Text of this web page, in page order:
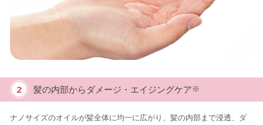
2 髪の内部からダメージ・エイジングケア※
ナノサイズのオイルが髪全体に均一に広がり、髪の内部まで浸透、ダ